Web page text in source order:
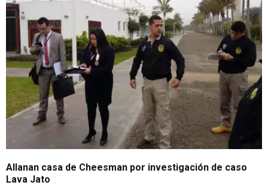
Allanan casa de Cheesman por investigación de caso
Lava Jato